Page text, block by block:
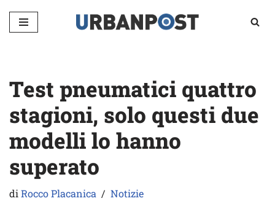
Vai
Test pneumatici quattro
stagioni, solo questi due
modelli lo hanno
superato
diRocco Placanica Notizie